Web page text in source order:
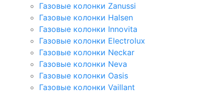
Газовые колонки Zanussi
Газовые колонки Halsen
Газовые колонки Innovita
Газовые колонки Electrolux
Газовые колонки Neckar
Газовые колонки Neva
Газовые колонки Oasis
Газовые колонки Vaillant